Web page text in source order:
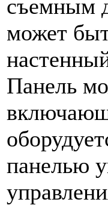
съемным
может
Панель
панелью